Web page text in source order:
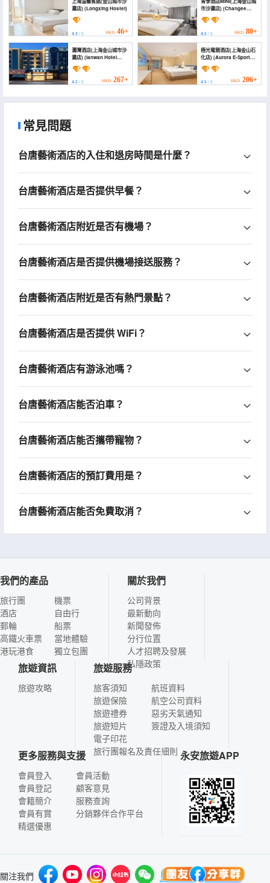
灘店) (Longxing Hostel)
4.3 / 5 HKD 46+
市沙灘店) (Changee
Hotel MINI (Shanghai
Jinshan City Beach))
4.5/ 5 HKD 80+
瀾灣酒店(上海金山城市沙
灘店) (lanwan Hotel
(Shanghai Jinshan City
Beach))
4.2 / 5 HKD 267+
極光電競酒店(上海金山石
化店) (Aurora E-Sports
Hotel (Shanghai
Jinshan
Petrochemical))
4.5/ 5 HKD 206+
常見問題
台唐藝術酒店的入住和退房時間是什麼？
台唐藝術酒店是否提供早餐？
台唐藝術酒店附近是否有機場？
台唐藝術酒店是否提供機場接送服務？
台唐藝術酒店附近是否有熱門景點？
台唐藝術酒店是否提供 WiFi？
台唐藝術酒店有游泳池嗎？
台唐藝術酒店能否泊車？
台唐藝術酒店能否攜帶寵物？
台唐藝術酒店的預訂費用是？
台唐藝術酒店能否免費取消？
我們的產品
旅行團
酒店
郵輪
高鐵火車票
港玩港食
機票
自由行
船票
當地體驗
獨立包團
關於我們
公司背景
最新動向
新聞發佈
分行位置
人才招聘及發展
私隱政策
旅遊資訊
旅遊攻略
旅遊服務
旅客須知
旅遊保險
旅遊禮券
旅遊短片
電子印花
航班資料
航空公司資料
惡劣天氣通知
簽證及入境須知
旅行團報名及責任細則
更多服務與支援
會員登入
會員登記
會籍簡介
會員有賞
精選優惠
會員活動
顧客意見
服務查詢
分銷夥伴合作平台
永安旅遊APP
關注我們